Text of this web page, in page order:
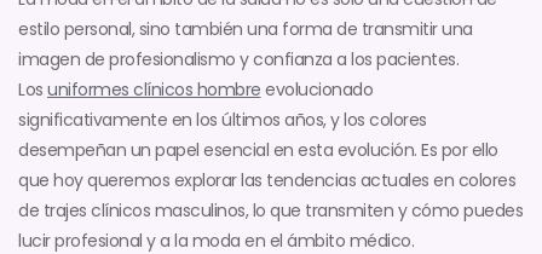
estilo personal, sino también una forma de transmitir una
imagen de profesionalismo y confianza a los pacientes.
Los uniformes clínicos hombre evolucionado
significativamente en los últimos años, y los colores
desempeñan un papel esencial en esta evolución. Es por ello
que hoy queremos explorar las tendencias actuales en colores
de trajes clínicos masculinos, lo que transmiten y cómo puedes
lucir profesional y a la moda en el ámbito médico.